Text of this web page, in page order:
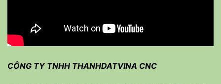
CÔNG TY TNHH THANHDATVINA CNC